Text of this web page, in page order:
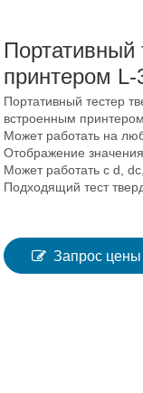
Портативный
принтером L-
Портативный тестер
встроенным
Может работать на
Отображение
Может работать с d,
Подходящий тест
Запрос цены